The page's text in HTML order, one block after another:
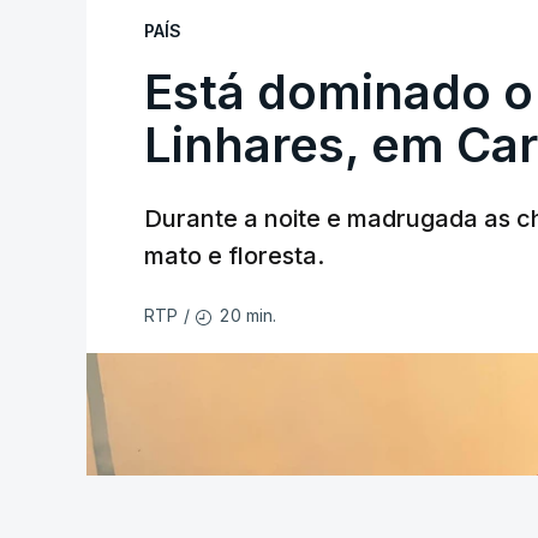
ERRO
ERROR ON HTML5 MEDIA
ESTE CONTEÚDO ESTÁ NESTE
As autoridades canadianas estimam
PAÍS
Está dominado
Linhares, em
Durante a noite e madrugada as
mato e floresta.
RTP / 20 min.